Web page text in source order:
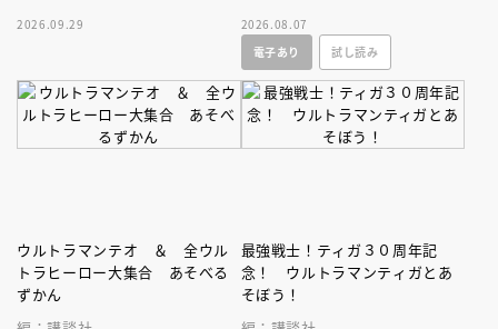
となったのかを深堀りする一冊
2026.09.29
サイズなＡ４変型３００ページ
超に大収録！
2026.08.07
電子あり
試し読み
ウルトラマンテオ ＆ 全ウル
トラヒーロー大集合 あそべる
ずかん
最強戦士！ティガ３０周年記
念！ ウルトラマンティガとあ
そぼう！